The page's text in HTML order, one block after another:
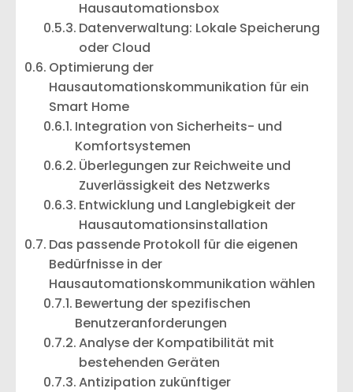
Hausautomationsbox
Datenverwaltung: Lokale Speicherung
oder Cloud
Optimierung der
Hausautomationskommunikation für ein
Smart Home
Integration von Sicherheits- und
Komfortsystemen
Überlegungen zur Reichweite und
Zuverlässigkeit des Netzwerks
Entwicklung und Langlebigkeit der
Hausautomationsinstallation
Das passende Protokoll für die eigenen
Bedürfnisse in der
Hausautomationskommunikation wählen
Bewertung der spezifischen
Benutzeranforderungen
Analyse der Kompatibilität mit
bestehenden Geräten
Antizipation zukünftiger